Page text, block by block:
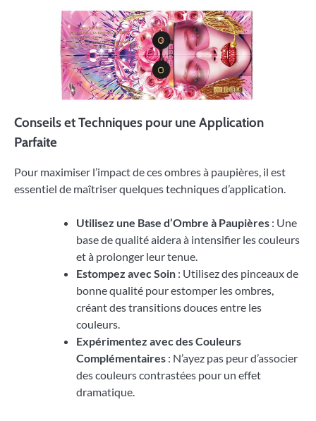
Conseils et Techniques pour une Application
Parfaite
Pour maximiser l’impact de ces ombres à paupières, il est
essentiel de maîtriser quelques techniques d’application.
Utilisez une Base d’Ombre à Paupières : Une
base de qualité aidera à intensifier les couleurs
et à prolonger leur tenue.
Estompez avec Soin : Utilisez des pinceaux de
bonne qualité pour estomper les ombres,
créant des transitions douces entre les
couleurs.
Expérimentez avec des Couleurs
Complémentaires : N’ayez pas peur d’associer
des couleurs contrastées pour un effet
dramatique.